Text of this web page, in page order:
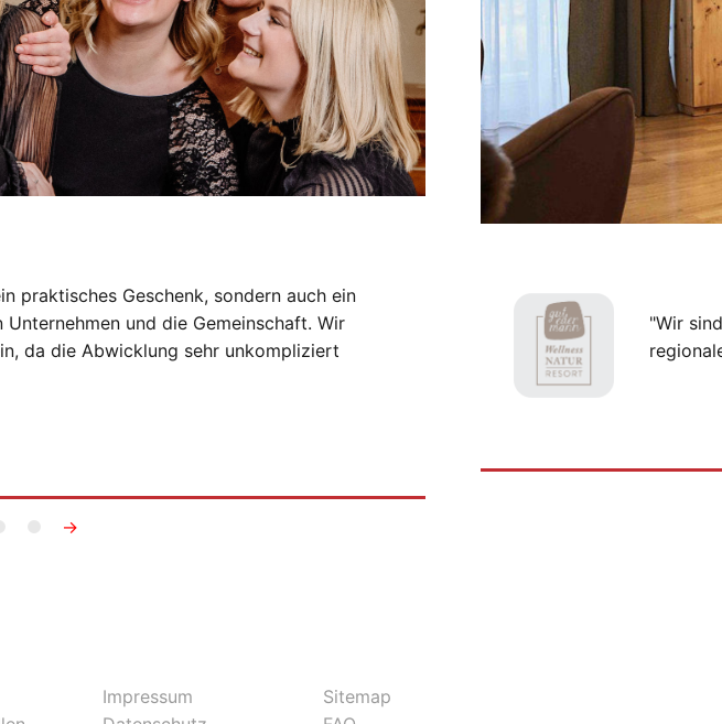
praktisches Geschenk, sondern auch ein
und die Gemeinschaft. Wir
da die Abwicklung sehr unkompliziert
"Wir
→
Impressum
Sitemap